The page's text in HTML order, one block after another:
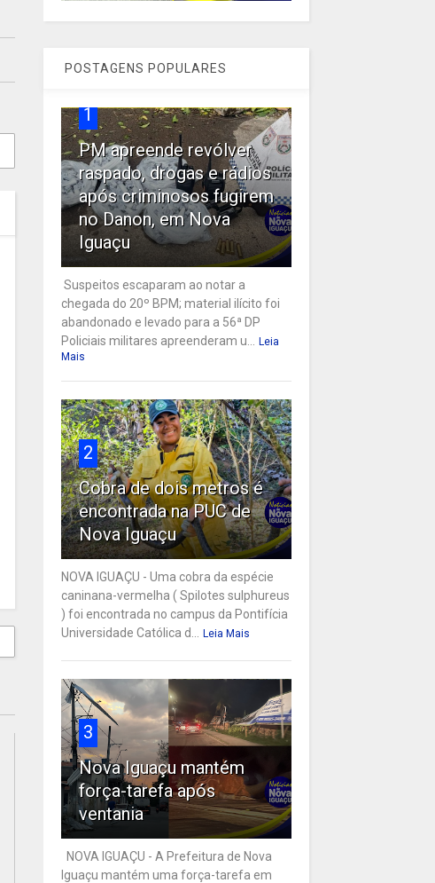
POSTAGENS POPULARES
1
PM apreende revólver
raspado, drogas e rádios
após criminosos fugirem
no Danon, em Nova
Iguaçu
Suspeitos escaparam ao notar a
chegada do 20º BPM; material ilícito foi
abandonado e levado para a 56ª DP
Policiais militares apreenderam u...
Leia
Mais
2
Cobra de dois metros é
encontrada na PUC de
Nova Iguaçu
NOVA IGUAÇU - Uma cobra da espécie
caninana-vermelha ( Spilotes sulphureus
) foi encontrada no campus da Pontifícia
Universidade Católica d...
Leia Mais
3
Nova Iguaçu mantém
força-tarefa após
ventania
NOVA IGUAÇU - A Prefeitura de Nova
Iguaçu mantém uma força-tarefa em